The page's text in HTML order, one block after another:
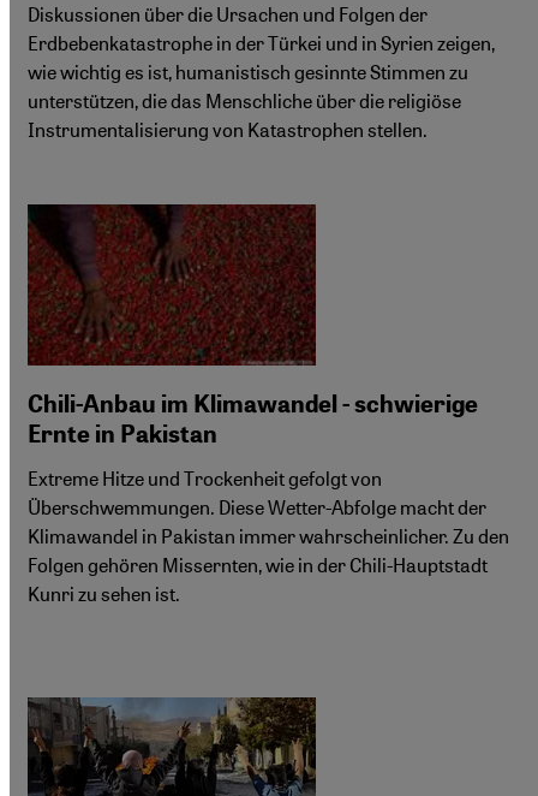
Diskussionen über die Ursachen und Folgen der
Erdbebenkatastrophe in der Türkei und in Syrien zeigen,
wie wichtig es ist, humanistisch gesinnte Stimmen zu
unterstützen, die das Menschliche über die religiöse
Instrumentalisierung von Katastrophen stellen.
Chili-Anbau im Klimawandel - schwierige
Ernte in Pakistan
Extreme Hitze und Trockenheit gefolgt von
Überschwemmungen. Diese Wetter-Abfolge macht der
Klimawandel in Pakistan immer wahrscheinlicher. Zu den
Folgen gehören Missernten, wie in der Chili-Hauptstadt
Kunri zu sehen ist.